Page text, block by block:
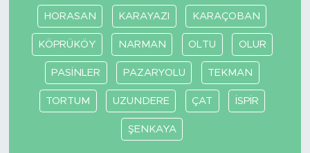
HORASAN KARAYAZI KARAÇOBAN
KÖPRÜKÖY NARMAN OLTU OLUR
PASİNLER PAZARYOLU TEKMAN
TORTUM UZUNDERE ÇAT İSPİR
ŞENKAYA